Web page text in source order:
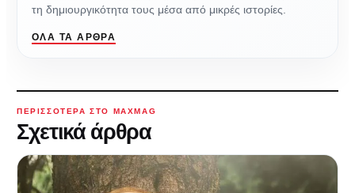
τη δημιουργικότητα τους μέσα από μικρές ιστορίες.
ΌΛΑ ΤΑ ΆΡΘΡΑ
ΠΕΡΙΣΣΌΤΕΡΑ ΣΤΟ MAXMAG
Σχετικά άρθρα